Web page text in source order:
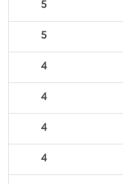
5
5
4
4
4
4